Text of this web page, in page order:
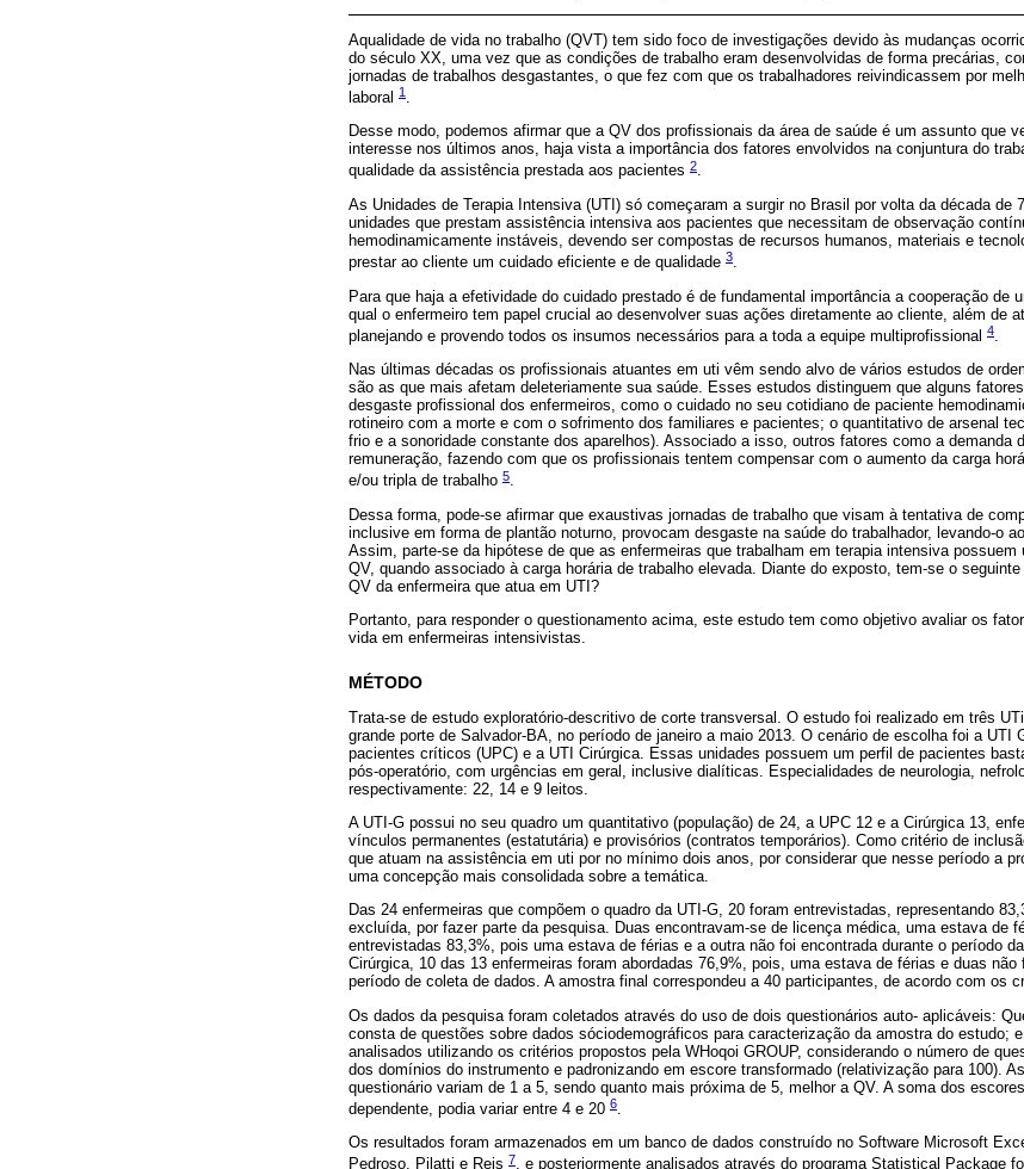
Aqualidade de vida no trabalho (QVT) tem sido foco de investigações devido às mudanças
do século XX, uma vez que as condições de trabalho eram desenvolvidas de forma precárias,
jornadas de trabalhos desgastantes, o que fez com que os trabalhadores reivindicassem por
laboral 1 .
Desse modo, podemos afirmar que a QV dos profissionais da área de saúde é um assunto que
interesse nos últimos anos, haja vista a importância dos fatores envolvidos na conjuntura do
qualidade da assistência prestada aos pacientes 2.
As Unidades de Terapia Intensiva (UTI) só começaram a surgir no Brasil por volta da década de
unidades que prestam assistência intensiva aos pacientes que necessitam de observação
hemodinamicamente instáveis, devendo ser compostas de recursos humanos, materiais e
prestar ao cliente um cuidado eficiente e de qualidade 3.
Para que haja a efetividade do cuidado prestado é de fundamental importância a cooperação de
qual o enfermeiro tem papel crucial ao desenvolver suas ações diretamente ao cliente, além de
planejando e provendo todos os insumos necessários para a toda a equipe multiprofissional 4
Nas últimas décadas os profissionais atuantes em uti vêm sendo alvo de vários estudos de
são as que mais afetam deleteriamente sua saúde. Esses estudos distinguem que alguns
desgaste profissional dos enfermeiros, como o cuidado no seu cotidiano de paciente
rotineiro com a morte e com o sofrimento dos familiares e pacientes; o quantitativo de arsenal
frio e a sonoridade constante dos aparelhos). Associado a isso, outros fatores como a demanda
remuneração, fazendo com que os profissionais tentem compensar com o aumento da carga
e/ou tripla de trabalho 5.
Dessa forma, pode-se afirmar que exaustivas jornadas de trabalho que visam à tentativa de
inclusive em forma de plantão noturno, provocam desgaste na saúde do trabalhador, levando-o
Assim, parte-se da hipótese de que as enfermeiras que trabalham em terapia intensiva
QV, quando associado à carga horária de trabalho elevada. Diante do exposto, tem-se o
QV da enfermeira que atua em UTI?
Portanto, para responder o questionamento acima, este estudo tem como objetivo avaliar os
vida em enfermeiras intensivistas.
MÉTODO
Trata-se de estudo exploratório-descritivo de corte transversal. O estudo foi realizado em três
grande porte de Salvador-BA, no período de janeiro a maio 2013. O cenário de escolha foi a UTI
pacientes críticos (UPC) e a UTI Cirúrgica. Essas unidades possuem um perfil de pacientes
pós-operatório, com urgências em geral, inclusive dialíticas. Especialidades de neurologia,
respectivamente: 22, 14 e 9 leitos.
A UTI-G possui no seu quadro um quantitativo (população) de 24, a UPC 12 e a Cirúrgica 13,
vínculos permanentes (estatutária) e provisórios (contratos temporários). Como critério de
que atuam na assistência em uti por no mínimo dois anos, por considerar que nesse período a
uma concepção mais consolidada sobre a temática.
Das 24 enfermeiras que compõem o quadro da UTI-G, 20 foram entrevistadas, representando
excluída, por fazer parte da pesquisa. Duas encontravam-se de licença médica, uma estava de
entrevistadas 83,3%, pois uma estava de férias e a outra não foi encontrada durante o período
Cirúrgica, 10 das 13 enfermeiras foram abordadas 76,9%, pois, uma estava de férias e duas não
período de coleta de dados. A amostra final correspondeu a 40 participantes, de acordo com os
Os dados da pesquisa foram coletados através do uso de dois questionários auto- aplicáveis:
consta de questões sobre dados sóciodemográficos para caracterização da amostra do estudo;
analisados utilizando os critérios propostos pela WHoqoi GROUP, considerando o número de
dos domínios do instrumento e padronizando em escore transformado (relativização para 100).
questionário variam de 1 a 5, sendo quanto mais próxima de 5, melhor a QV. A soma dos
dependente, podia variar entre 4 e 20 6.
Os resultados foram armazenados em um banco de dados construído no Software Microsoft
Pedroso, Pilatti e Reis 7, e posteriormente analisados através do programa Statistical Package